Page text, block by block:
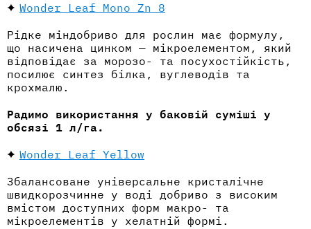
Wonder Leaf Mono Zn 8
Рідке міндобриво для рослин має формулу,
що насичена цинком — мікроелементом, який
відповідає за морозо- та посухостійкість,
посилює синтез білка, вуглеводів та
крохмалю.
Радимо використання у баковій суміші у
обсязі 1 л/га.
Wonder Leaf Yellow
Збалансоване універсальне кристалічне
швидкорозчинне у воді добриво з високим
вмістом доступних форм макро- та
мікроелементів у хелатній формі.